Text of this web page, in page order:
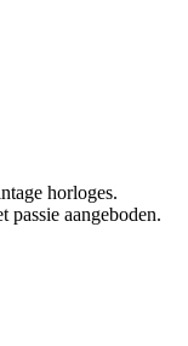
horloges.
passie aangeboden.